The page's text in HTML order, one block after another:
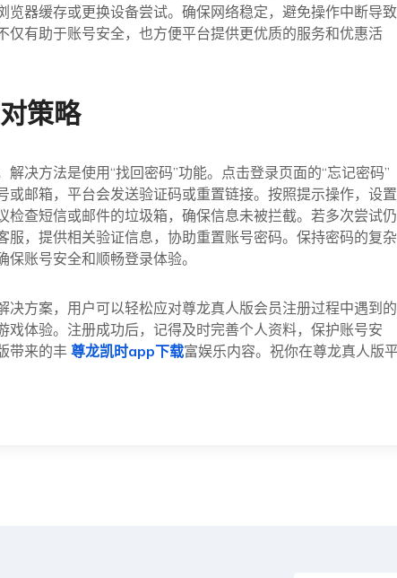
览器缓存或更换设备尝试。确保网络稳定，避免操作中断导致
仅有助于账号安全，也方便平台提供更优质的服务和优惠活
策略
决方法是使用“找回密码”功能。点击登录页面的“忘记密码”
或邮箱，平台会发送验证码或重置链接。按照提示操作，设置
检查短信或邮件的垃圾箱，确保信息未被拦截。若多次尝试仍
服，提供相关验证信息，协助重置账号密码。保持密码的复杂
账号安全和顺畅登录体验。
决方案，用户可以轻松应对尊龙真人版会员注册过程中遇到的
戏体验。注册成功后，记得及时完善个人资料，保护账号安
带来的丰 尊龙凯时app下载富娱乐内容。祝你在尊龙真人版